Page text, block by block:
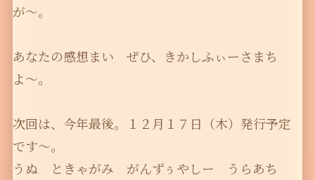
が〜。
あなたの感想まい ぜひ、きかしふぃーさまち
よ〜。
次回は、今年最後。１２月１７日（木）発行予定
です〜。
うぬ ときゃがみ がんずぅやしー うらあち